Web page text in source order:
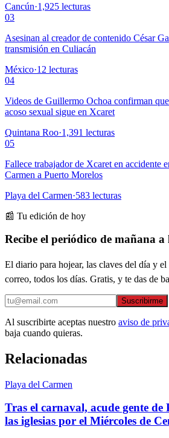
Cancún·1,925 lecturas
03
Asesinan al creador de contenido César
transmisión en Culiacán
México·12 lecturas
04
Videos de Guillermo Ochoa confirman
acoso sexual sigue en Xcaret
Quintana Roo·1,391 lecturas
05
Fallece trabajador de Xcaret en accidente
Carmen a Puerto Morelos
Playa del Carmen·583 lecturas
📰 Tu edición de hoy
Recibe el periódico de mañana a
El diario para hojear, las claves del día y
correo, todos los días. Gratis, y te das de
Suscribirme
Al suscribirte aceptas nuestro aviso de
baja cuando quieras.
Relacionadas
Playa del Carmen
Tras el carnaval, acude gente
las iglesias por el Miércoles de